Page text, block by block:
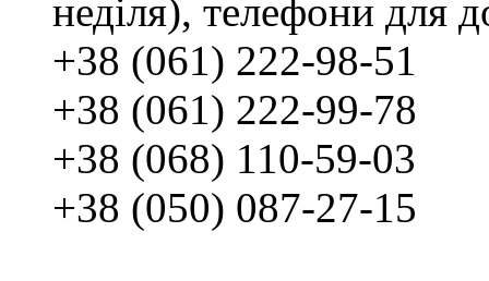
неділя), телефони для
+38 (061) 222-98-51
+38 (061) 222-99-78
+38 (068) 110-59-03
+38 (050) 087-27-15